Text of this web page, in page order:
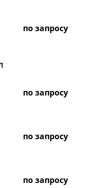
по запросу
по запросу
по запросу
по запросу